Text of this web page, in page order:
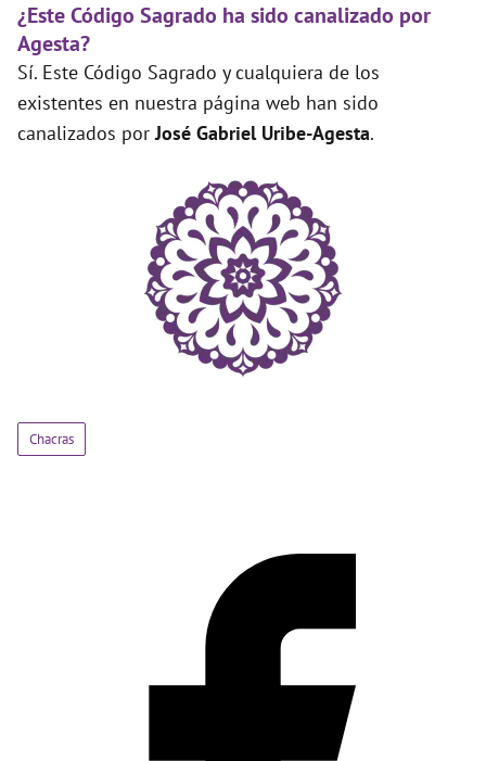
¿Este Código Sagrado ha sido canalizado por
Agesta?
Sí. Este Código Sagrado y cualquiera de los
existentes en nuestra página web han sido
canalizados porJosé Gabriel Uribe-Agesta.
Chacras